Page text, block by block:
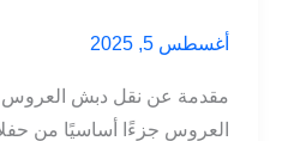
أغسطس 5, 2025
مقدمة عن نقل دبش العروس
العروس جزءًا أساسيًا من